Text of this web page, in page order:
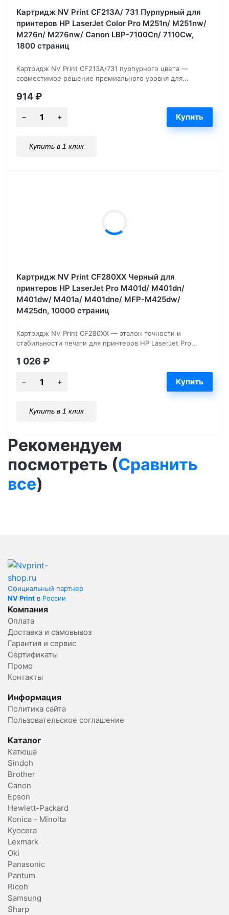
Картридж NV Print CF213A/ 731 Пурпурный для
принтеров HP LaserJet Color Pro M251n/ M251nw/
M276n/ M276nw/ Canon LBP-7100Cn/ 7110Cw,
1800 страниц
Картридж NV Print CF213A/731 пурпурного цвета —
совместимое решение премиального уровня для...
914₽
Купить в 1 клик
Картридж NV Print CF280XX Черный для
принтеров HP LaserJet Pro M401d/ M401dn/
M401dw/ M401a/ M401dne/ MFP-M425dw/
M425dn, 10000 страниц
Картридж NV Print CF280XX — эталон точности и
стабильности печати для принтеров HP LaserJet Pro...
1 026 ₽
Купить в 1 клик
Рекомендуем
посмотреть (Сравнить
все)
Официальный партнер
NV Print в России
Компания
Оплата
Доставка и самовывоз
Гарантия и сервис
Сертификаты
Промо
Контакты
Информация
Политика сайта
Пользовательское соглашение
Каталог
Катюша
Sindoh
Brother
Canon
Epson
Hewlett-Packard
Konica - Minolta
Kyocera
Lexmark
Oki
Panasonic
Pantum
Ricoh
Samsung
Sharp